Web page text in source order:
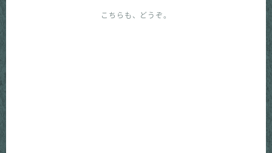
こちらも、どうぞ。